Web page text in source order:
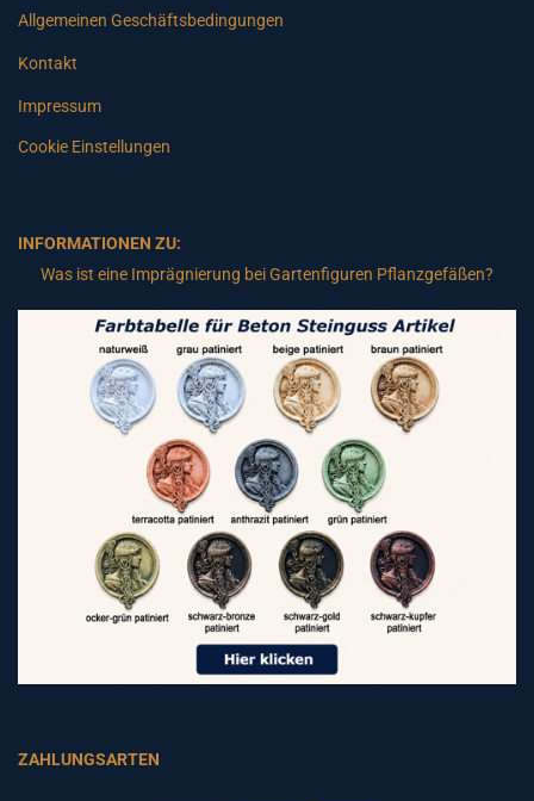
Allgemeinen Geschäftsbedingungen
Kontakt
Impressum
Cookie Einstellungen
INFORMATIONEN ZU:
Was ist eine Imprägnierung bei Gartenfiguren Pflanzgefäßen?
ZAHLUNGSARTEN